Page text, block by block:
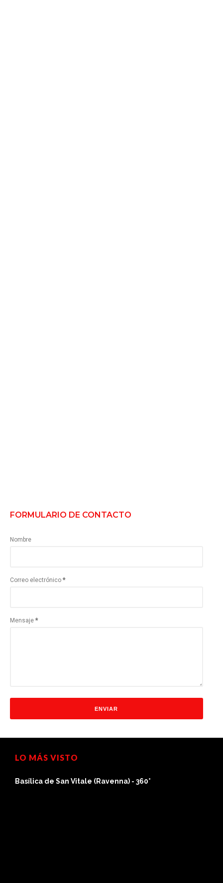
FORMULARIO DE CONTACTO
Nombre
Correo electrónico *
Mensaje *
LO MÁS VISTO
Basílica de San Vitale (Ravenna) - 360°